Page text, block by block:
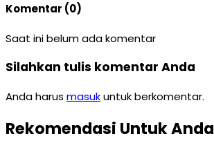
Komentar (0)
Saat ini belum ada komentar
Silahkan tulis komentar Anda
Anda harus masukuntuk berkomentar.
Rekomendasi Untuk Anda